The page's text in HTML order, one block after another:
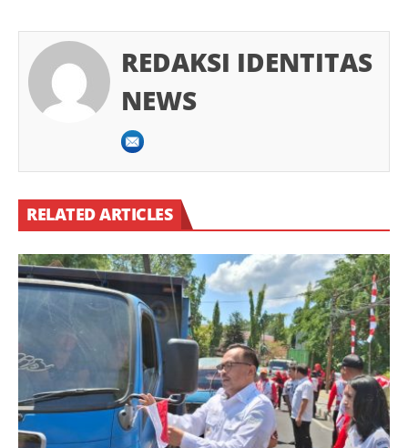
REDAKSI IDENTITAS
NEWS
RELATED ARTICLES